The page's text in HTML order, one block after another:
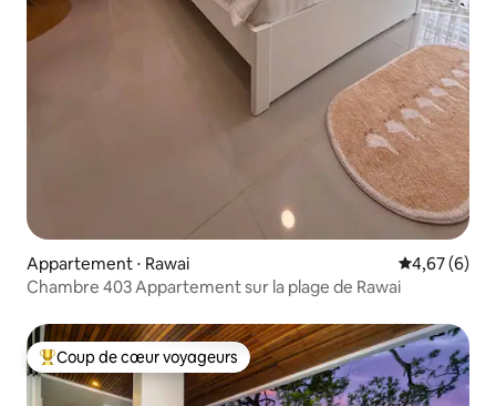
Appartement ⋅ Rawai Évaluation
4,67 (6)
Chambre 403 Appartement sur la plage de Rawai
Coups de cœur voyageurs les plus appréciés
Coup de cœur voyageurs